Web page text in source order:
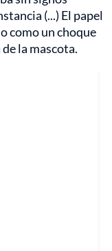
(...) El papel
como un choque
la mascota.